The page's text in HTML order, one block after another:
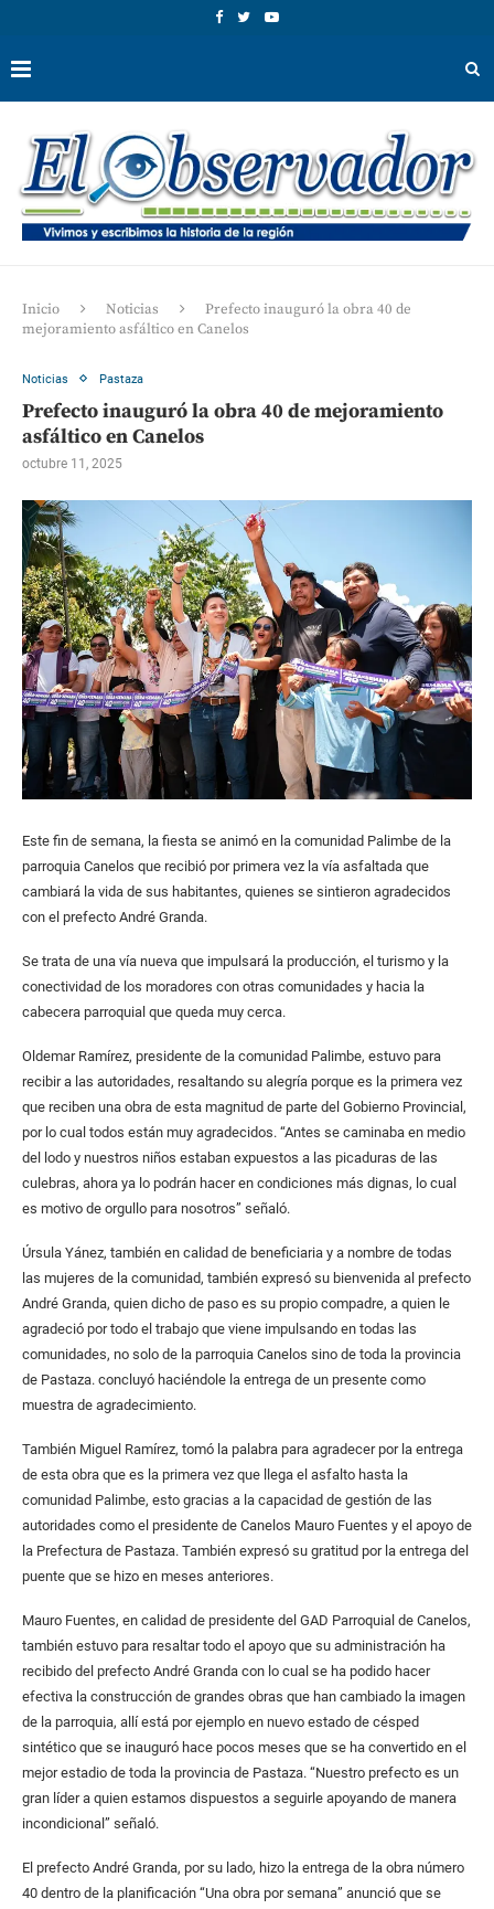
Inicio Noticias
Prefecto inauguró la obra 40 de
mejoramiento asfáltico en Canelos
Noticias Pastaza
Prefecto inauguró la obra 40 de mejoramiento
asfáltico en Canelos
octubre 11, 2025
Este fin de semana, la fiesta se animó en la comunidad Palimbe de la
parroquia Canelos que recibió por primera vez la vía asfaltada que
cambiará la vida de sus habitantes, quienes se sintieron agradecidos
con el prefecto André Granda.
Se trata de una vía nueva que impulsará la producción, el turismo y la
conectividad de los moradores con otras comunidades y hacia la
cabecera parroquial que queda muy cerca.
Oldemar Ramírez, presidente de la comunidad Palimbe, estuvo para
recibir a las autoridades, resaltando su alegría porque es la primera vez
que reciben una obra de esta magnitud de parte del Gobierno Provincial,
por lo cual todos están muy agradecidos. “Antes se caminaba en medio
del lodo y nuestros niños estaban expuestos a las picaduras de las
culebras, ahora ya lo podrán hacer en condiciones más dignas, lo cual
es motivo de orgullo para nosotros” señaló.
Úrsula Yánez, también en calidad de beneficiaria y a nombre de todas
las mujeres de la comunidad, también expresó su bienvenida al prefecto
André Granda, quien dicho de paso es su propio compadre, a quien le
agradeció por todo el trabajo que viene impulsando en todas las
comunidades, no solo de la parroquia Canelos sino de toda la provincia
de Pastaza. concluyó haciéndole la entrega de un presente como
muestra de agradecimiento.
También Miguel Ramírez, tomó la palabra para agradecer por la entrega
de esta obra que es la primera vez que llega el asfalto hasta la
comunidad Palimbe, esto gracias a la capacidad de gestión de las
autoridades como el presidente de Canelos Mauro Fuentes y el apoyo de
la Prefectura de Pastaza. También expresó su gratitud por la entrega del
puente que se hizo en meses anteriores.
Mauro Fuentes, en calidad de presidente del GAD Parroquial de Canelos,
también estuvo para resaltar todo el apoyo que su administración ha
recibido del prefecto André Granda con lo cual se ha podido hacer
efectiva la construcción de grandes obras que han cambiado la imagen
de la parroquia, allí está por ejemplo en nuevo estado de césped
sintético que se inauguró hace pocos meses que se ha convertido en el
mejor estadio de toda la provincia de Pastaza. “Nuestro prefecto es un
gran líder a quien estamos dispuestos a seguirle apoyando de manera
incondicional” señaló.
El prefecto André Granda, por su lado, hizo la entrega de la obra número
40 dentro de la planificación “Una obra por semana” anunció que se